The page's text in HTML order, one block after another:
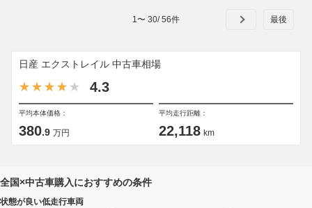
1 〜 30/56件
日産 エクストレイル 中古車相場
4.3
平均本体価格：
380.9 万円
平均走行距離：
22,118 km
全国×中古車購入におすすめの条件
状態が良い低走行車両